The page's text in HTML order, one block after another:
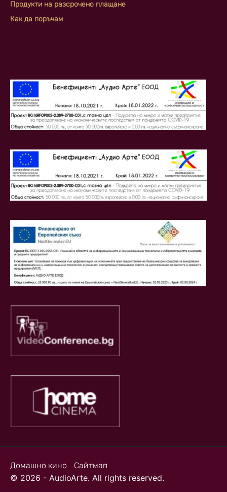
Продукти на разсрочено плащане
Как да поръчам
Домашно кино Сайтмап
© 2026 - AudioArte. All rights reserved.